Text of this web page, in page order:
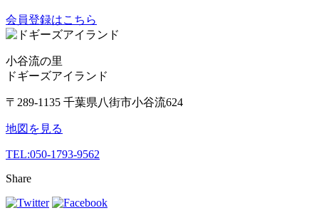
会員登録はこちら
小谷流の里
ドギーズアイランド
〒289-1135 千葉県八街市小谷流624
地図を見る
TEL:050-1793-9562
Share